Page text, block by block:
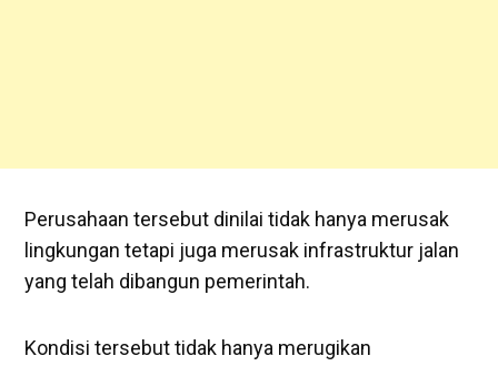
Perusahaan tersebut dinilai tidak hanya merusak
lingkungan tetapi juga merusak infrastruktur jalan
yang telah dibangun pemerintah.
Kondisi tersebut tidak hanya merugikan